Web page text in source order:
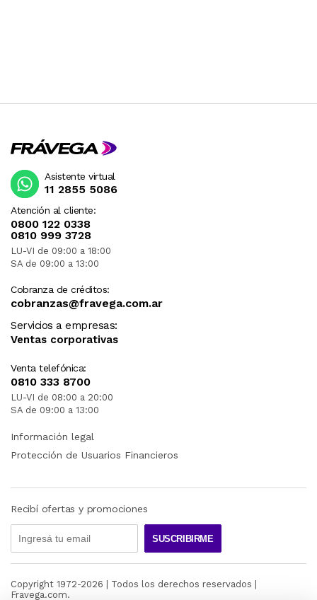
Atención al cliente:
0800 122 0338
0810 999 3728
LU-VI de 09:00 a 18:00
SA de 09:00 a 13:00
Cobranza de créditos:
cobranzas@fravega.com.ar
Servicios a empresas:
Ventas corporativas
Venta telefónica:
0810 333 8700
LU-VI de 08:00 a 20:00
SA de 09:00 a 13:00
Asistente virtual
11 2855 5086
Información legal
Protección de Usuarios Financieros
Recibí ofertas y promociones
SUSCRIBIRME
Copyright 1972-2026 | Todos los derechos reservados |
Fravega.com.